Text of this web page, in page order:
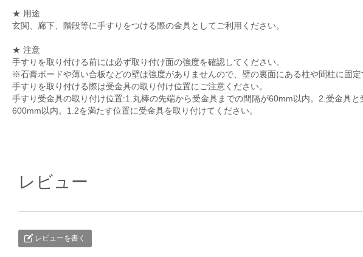
★ 用途
玄関、廊下、階段等に手すりをつける際の金具としてご利用ください。
★ 注意
手すりを取り付ける前には必ず取り付け面の強度を確認してください。
※石膏ボードや薄い合板などの壁は強度がありませんので、壁の裏面にある柱や間柱に固定
手すりを取り付ける際は受金具の取り付け位置にご注意ください。
手すり受金具の取り付け位置:1.丸棒の先端から受金具までの間隔が60mm以内。2.受金具
600mm以内。1.2を満たす位置に受金具を取り付けてください。
レビュー
レビューを書く